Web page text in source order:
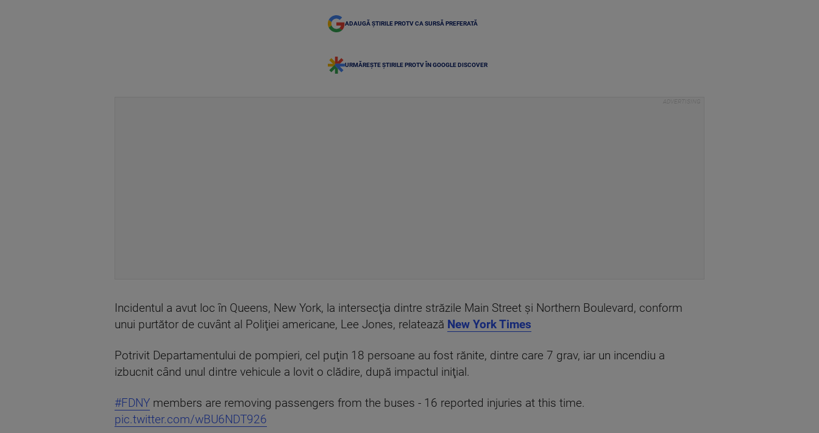
ADAUGĂ ȘTIRILE PROTV CA SURSĂ PREFERATĂ
URMĂREȘTE ȘTIRILE PROTV ÎN GOOGLE DISCOVER
Incidentul a avut loc în Queens, New York, la intersecţia dintre străzile Main Street şi Northern Boulevard, conform
unui purtător de cuvânt al Poliţiei americane, Lee Jones, relatează New York Times
Potrivit Departamentului de pompieri, cel puţin 18 persoane au fost rănite, dintre care 7 grav, iar un incendiu a
izbucnit când unul dintre vehicule a lovit o clădire, după impactul iniţial.
#FDNY members are removing passengers from the buses - 16 reported injuries at this time.
pic.twitter.com/wBU6NDT926